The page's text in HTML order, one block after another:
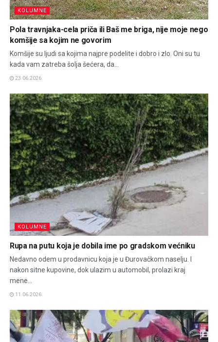
KOLUMNE
Pola travnjaka-cela priča ili Baš me briga, nije moje nego
komšije sa kojim ne govorim
Komšije su ljudi sa kojima najpre podelite i dobro i zlo. Oni su tu
kada vam zatreba šolja šećera, da...
23.06.2026.
KOLUMNE
Rupa na putu koja je dobila ime po gradskom većniku
Nedavno odem u prodavnicu koja je u Đurovačkom naselju. I
nakon sitne kupovine, dok ulazim u automobil, prolazi kraj
mene...
11.06.2026.